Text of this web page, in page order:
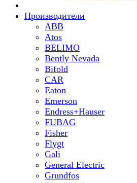
Производители
ABB
Atos
BELIMO
Bently Nevada
Bifold
CAR
Eaton
Emerson
Endress+Hauser
FUBAG
Fisher
Flygt
Gali
General Electric
Grundfos